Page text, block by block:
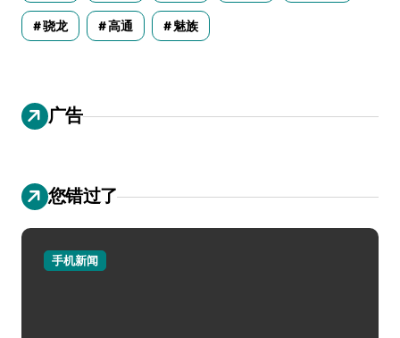
骁龙 高通 魅族
广告
您错过了
手机新闻